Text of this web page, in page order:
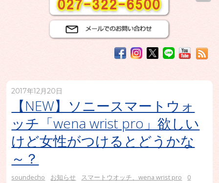
2017年12月20日
【NEW】ソニースマートウォ
ッチ「wena wrist pro」欲しい
けど女性がつけるとどうかな
～？
soundecho お知らせ スマートウオッチ、wena wrist pro
0